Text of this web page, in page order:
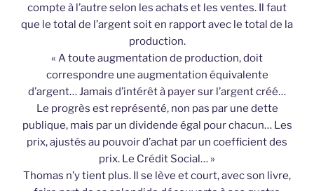
compte à l’autre selon les achats et les ventes. Il faut
que le total de l’argent soit en rapport avec le total de la
production.
« A toute augmentation de production, doit
correspondre une augmentation équivalente
d’argent… Jamais d’intérêt à payer sur l’argent créé…
Le progrès est représenté, non pas par une dette
publique, mais par un dividende égal pour chacun… Les
prix, ajustés au pouvoir d’achat par un coefficient des
prix. Le Crédit Social… »
Thomas n’y tient plus. Il se lève et court, avec son livre,